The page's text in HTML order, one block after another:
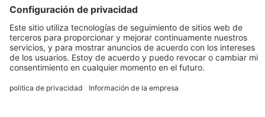
Servicio de atención al cliente de Dräger
Ayuda
Información